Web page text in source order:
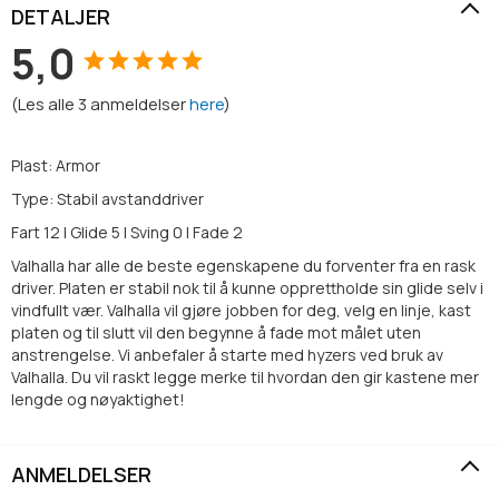
DETALJER
5,0
(Les alle 3anmeldelserhere)
Plast: Armor
Type: Stabil avstanddriver
Fart 12 | Glide 5 | Sving 0 | Fade 2
Valhalla har alle de beste egenskapene du forventer fra en rask
driver. Platen er stabil nok til å kunne opprettholde sin glide selv i
vindfullt vær. Valhalla vil gjøre jobben for deg, velg en linje, kast
platen og til slutt vil den begynne å fade mot målet uten
anstrengelse. Vi anbefaler å starte med hyzers ved bruk av
Valhalla. Du vil raskt legge merke til hvordan den gir kastene mer
lengde og nøyaktighet!
ANMELDELSER